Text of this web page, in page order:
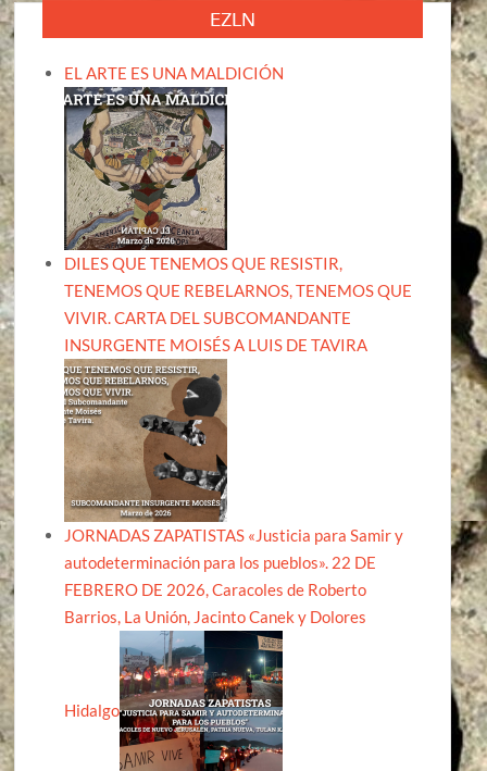
EZLN
EL ARTE ES UNA MALDICIÓN
DILES QUE TENEMOS QUE RESISTIR,
TENEMOS QUE REBELARNOS, TENEMOS QUE
VIVIR. CARTA DEL SUBCOMANDANTE
INSURGENTE MOISÉS A LUIS DE TAVIRA
JORNADAS ZAPATISTAS «Justicia para Samir y
autodeterminación para los pueblos». 22 DE
FEBRERO DE 2026, Caracoles de Roberto
Barrios, La Unión, Jacinto Canek y Dolores
Hidalgo